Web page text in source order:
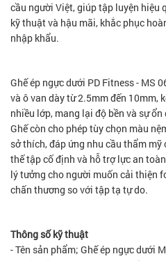
cầu người Việt, giúp tập luyện hiệu
kỹ thuật và hậu mãi, khắc phục
nhập khẩu.
Ghế ép ngực dưới PD Fitness - MS
và ô van dày từ 2.5mm đến 10mm,
nhiều lớp, mang lại độ bền và sự
Ghế còn cho phép tùy chọn màu
sở thích, đáp ứng nhu cầu thẩm
thế tập cố định và hỗ trợ lực an
lý tưởng cho người muốn cải thiện
chấn thương so với tập tạ tự do.
Thông số kỹ thuật
- Tên sản phẩm; Ghế ép ngực dưới